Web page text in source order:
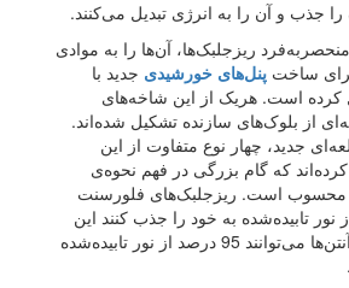
جذب و آن را به انرژی تبدیل می‌کنند.
ریزجلبک‌ها، آن‌ها را به موادی
ساخت پنل‌های خورشیدی جدید با
کرده است. هریک از این شاخه‌های
از بلوک‌های سازنده تشکیل شده‌اند.
جدید، چهار نوع متفاوت از این
که گام بزرگی در فهم نحوه‌ی
محسوب است. ریزجلبک‌های فلورسنت
95 درصد از نور تابیده‌شده به خود را جذب کنند این
فیکوبلیزوم یا همان آنتن‌ها می‌توانند 95 درصد از نور تابیده‌شده